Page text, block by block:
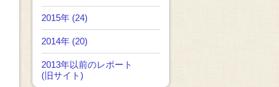
2015年 (24)
2014年 (20)
2013年以前のレポート
(旧サイト)